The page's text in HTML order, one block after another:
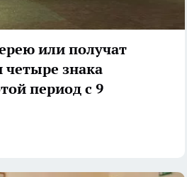
или получат
знака
период с 9